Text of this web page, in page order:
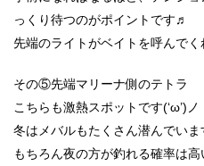
っくり待つのがポイントです♬
先端のライトがベイトを呼んで
その⑤先端マリーナ側のテトラ
こちらも激熱スポットです(‘ω’)ノ
冬はメバルもたくさん潜んでい
もちろん夜の方が釣れる確率は